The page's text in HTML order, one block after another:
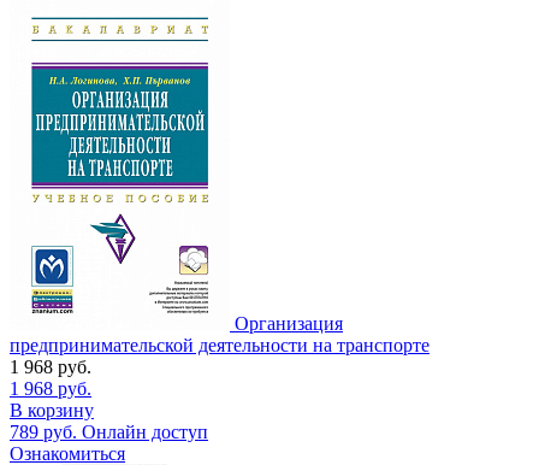
Организация
предпринимательской деятельности на транспорте
1 968 руб.
1 968 руб.
В корзину
789 руб. Онлайн доступ
Ознакомиться